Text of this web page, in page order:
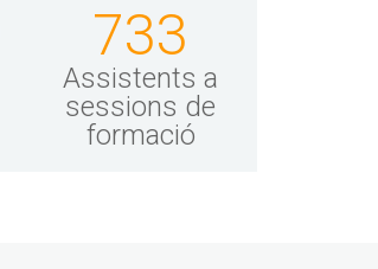
733
Assistents a
sessions de
formació